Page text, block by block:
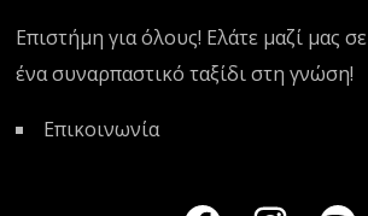
Επιστήμη για όλους! Ελάτε μαζί μας σε
ένα συναρπαστικό ταξίδι στη γνώση!
Επικοινωνία